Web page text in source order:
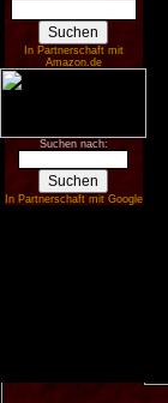
In Partnerschaft mit
Amazon.de
Suchen nach:
In Partnerschaft mit Google